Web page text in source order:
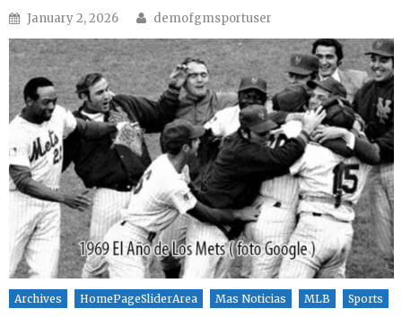
Posted on
January 2, 2026 Author
demofgmsportuser
Archives HomePageSliderArea Mas Noticias MLB Sports